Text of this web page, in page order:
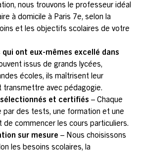
nous trouvons le professeur idéal
à domicile à Paris 7e, selon la
et les objectifs scolaires de votre
qui ont eux-mêmes excellé dans
issus de grands lycées,
écoles, ils maîtrisent leur
transmettre avec pédagogie.
et certifiés – Chaque
par des tests, une formation et une
de commencer les cours particuliers.
sur mesure – Nous choisissons
les besoins scolaires, la